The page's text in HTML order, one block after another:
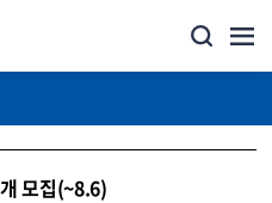
모집(~8.6)